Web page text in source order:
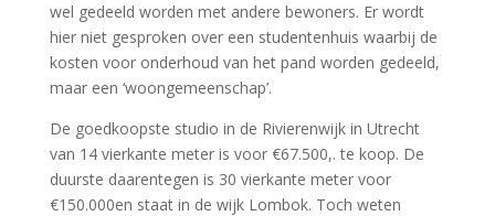
wel gedeeld worden met andere bewoners. Er wordt
hier niet gesproken over een studentenhuis waarbij de
kosten voor onderhoud van het pand worden gedeeld,
maar een ‘woongemeenschap’.
De goedkoopste studio in de Rivierenwijk in Utrecht
van 14 vierkante meter is voor €67.500,. te koop. De
duurste daarentegen is 30 vierkante meter voor
€150.000en staat in de wijk Lombok. Toch weten